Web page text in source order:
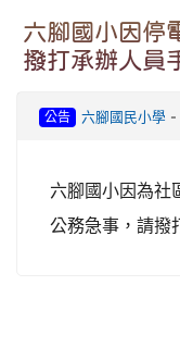
六腳國小因停
撥打承辦人員
公告 六腳國民小學-
六腳國小因為社
公務急事，請撥